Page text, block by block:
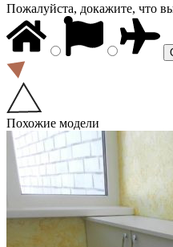
Пожалуйста, докажите, что
Похожие модели